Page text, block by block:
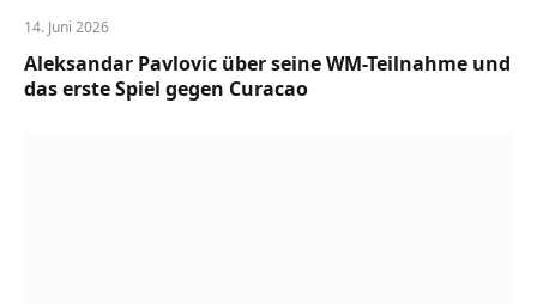
14. Juni 2026
Aleksandar Pavlovic über seine WM-Teilnahme und
das erste Spiel gegen Curacao